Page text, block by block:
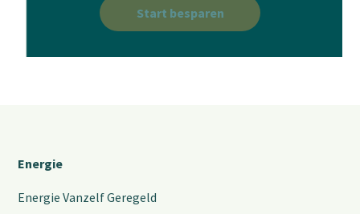
Start besparen
Energie
Energie Vanzelf Geregeld